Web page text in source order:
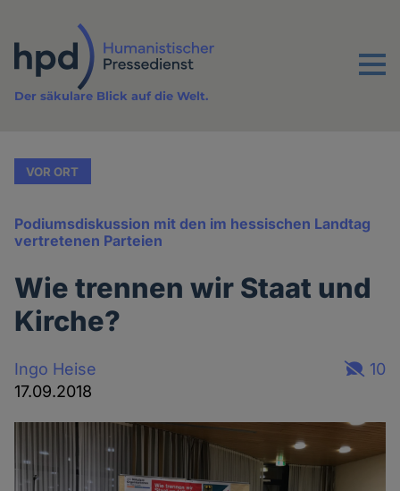
Inhalt
Menu
Der säkulare Blick auf die Welt.
VOR ORT
Podiumsdiskussion mit den im hessischen Landtag
vertretenen Parteien
Wie trennen wir Staat und
Kirche?
Ingo Heise
17.09.2018
10